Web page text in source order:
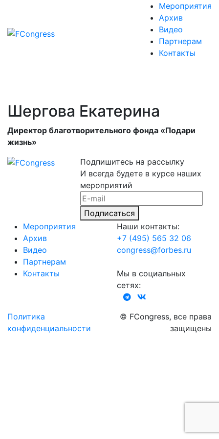
Мероприятия
Архив
Видео
Партнерам
Контакты
Шергова Екатерина
Директор благотворительного фонда «Подари
жизнь»
Мероприятия
Архив
Видео
Партнерам
Контакты
Подпишитесь на рассылку
И всегда будете в курсе наших
мероприятий
Подписаться
Наши контакты:
+7 (495) 565 32 06
congress@forbes.ru
Мы в социальных
сетях:
Политика
конфиденциальности
© FCongress, все права
защищены